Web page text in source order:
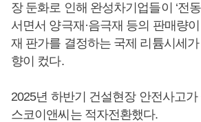
장 둔화로 인해 완성차기업들이 ‘전
서면서 양극재·음극재 등의 판매량
재 판가를 결정하는 국제 리튬시세
향이 컸다.
2025년 하반기 건설현장 안전사고
스코이앤씨는 적자전환했다.